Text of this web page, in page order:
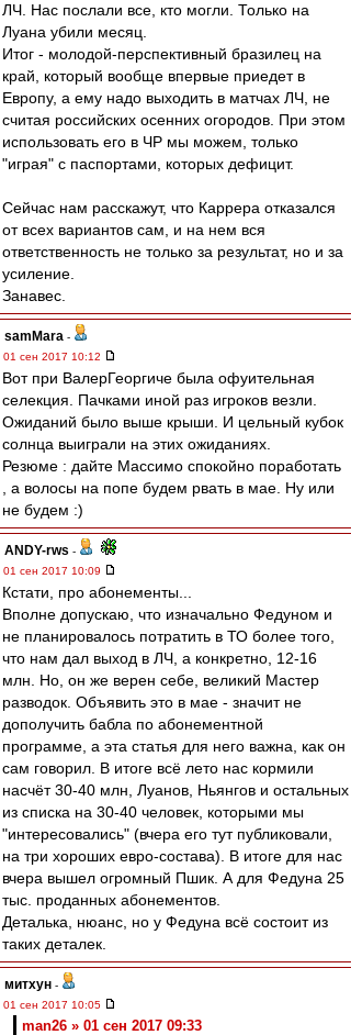
ЛЧ. Нас послали все, кто могли. Только на
Луана убили месяц.
Итог - молодой-перспективный бразилец на
край, который вообще впервые приедет в
Европу, а ему надо выходить в матчах ЛЧ, не
считая российских осенних огородов. При этом
использовать его в ЧР мы можем, только
"играя" с паспортами, которых дефицит.
Сейчас нам расскажут, что Каррера отказался
от всех вариантов сам, и на нем вся
ответственность не только за результат, но и за
усиление.
Занавес.
samMara -
01 сен 2017 10:12
Вот при ВалерГеоргиче была офуительная
селекция. Пачками иной раз игроков везли.
Ожиданий было выше крыши. И цельный кубок
солнца выиграли на этих ожиданиях.
Резюме : дайте Массимо спокойно поработать
, а волосы на попе будем рвать в мае. Ну или
не будем :)
ANDY-rws -
01 сен 2017 10:09
Кстати, про абонементы...
Вполне допускаю, что изначально Федуном и
не планировалось потратить в ТО более того,
что нам дал выход в ЛЧ, а конкретно, 12-16
млн. Но, он же верен себе, великий Мастер
разводок. Объявить это в мае - значит не
дополучить бабла по абонементной
программе, а эта статья для него важна, как он
сам говорил. В итоге всё лето нас кормили
насчёт 30-40 млн, Луанов, Ньянгов и остальных
из списка на 30-40 человек, которыми мы
"интересовались" (вчера его тут публиковали,
на три хороших евро-состава). В итоге для нас
вчера вышел огромный Пшик. А для Федуна 25
тыс. проданных абонементов.
Деталька, нюанс, но у Федуна всё состоит из
таких деталек.
митхун -
01 сен 2017 10:05
man26 » 01 сен 2017 09:33